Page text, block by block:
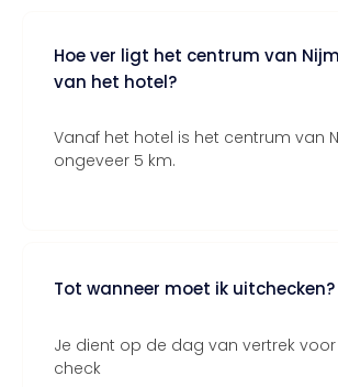
Hoe ver ligt het centrum van
van het hotel?
Vanaf het hotel is het centrum van
ongeveer 5 km.
Tot wanneer moet ik uitchecken?
Je dient op de dag van vertrek voor
check